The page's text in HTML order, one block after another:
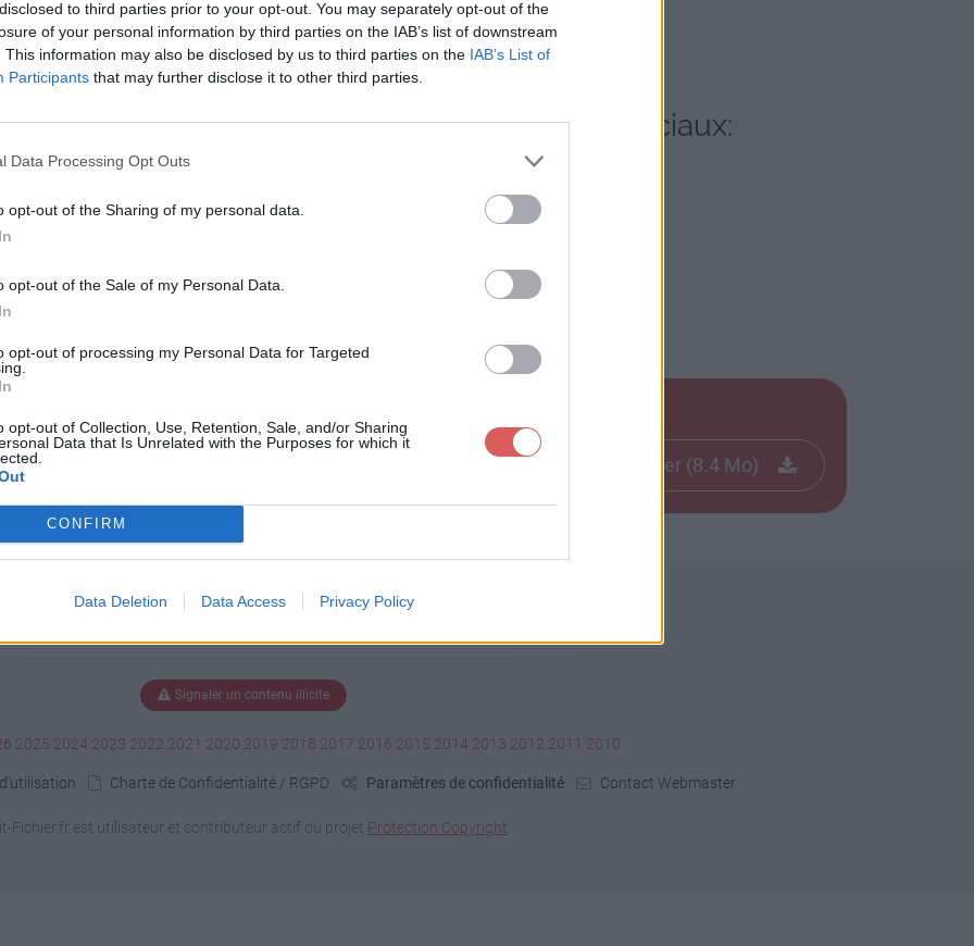
to third parties prior to your opt-out. You may separately opt-out of the
of your personal information by third parties on the IAB’s list of downstream
This information may also be disclosed by us to third parties on the IAB’s List of
Participants that may further disclose it to other third parties.
Data Processing Opt Outs
opt-out of the Sharing of my personal data.
opt-out of the Sale of my Personal Data.
opt-out of processing my Personal Data for Targeted
opt-out of Collection, Use, Retention, Sale, and/or Sharing
Data that Is Unrelated with the Purposes for which it
CONFIRM
Data Deletion Data Access Privacy Policy
Dalida (voix).mp3 sur le Web et les réseaux sociaux:
Dalida (voix).mp3
Télécharger le fichier (8.4 Mo)
Signaler un contenu illicite
2025 2024 2023 2022 2021 2020 2019 2018 2017 2016 2015 2014 2013 2012 2011 2010
Charte de Confidentialité / RGPD Paramètres de confidentialité Contact Webmaster
Fichier.fr est utilisateur et contributeur actif du projet Protection Copyright